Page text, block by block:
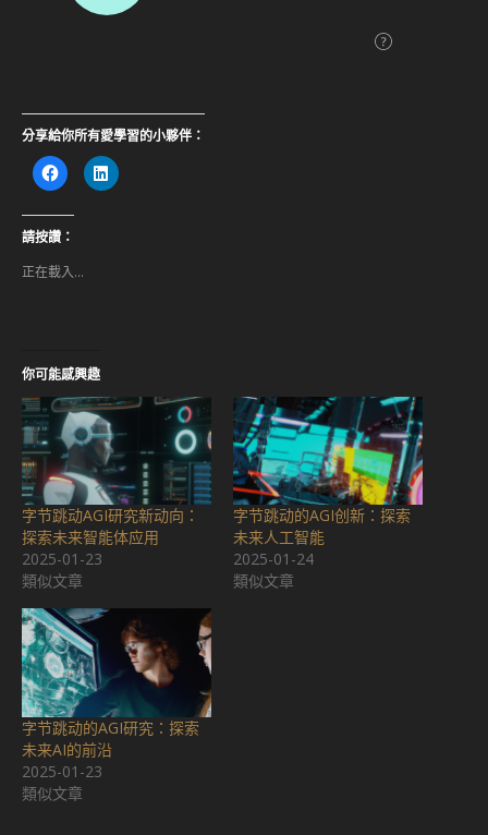
分享給你所有愛學習的小夥伴：
按
一
分
享
至
新
分
享
請按讚：
正在載入...
你可能感興趣
字节跳动AGI研究新动向：
探索未来智能体应用
2025-01-23
類似文章
字节跳动的AGI创新：探索
未来人工智能
2025-01-24
類似文章
字节跳动的AGI研究：探索
未来AI的前沿
2025-01-23
類似文章